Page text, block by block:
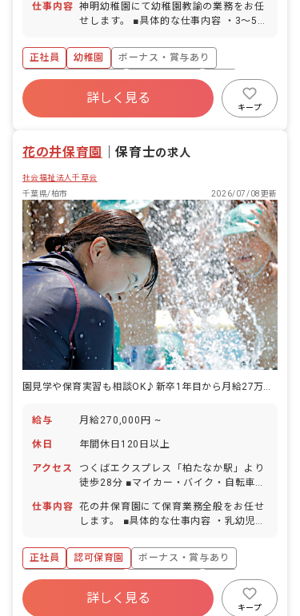
歳用園庭が分かれているため、安心して
遊べます！
1分 ■マイカー・バイク・自転車通勤
OK（駐車場完備）
仕事内容 神明幼稚園にて幼稚園教諭の業務をお任
せします。 ■具体的な仕事内容 ・3～5歳
案月案作成 ・その他幼稚園教諭として不
随する業務
正社員 幼稚園
ボーナス・賞与あり
年間休日120日以上
社会保険完備
福利厚生充実
退職金制度
昇給昇進あり
詳しく見る
キープ
花の井保育園 ｜保育士の求人
社会福祉法人千草会
千葉県/柏市
2026/07/08更新
園見学や保育実習も相談OK♪新卒1年目から月給27万円以上
給与 月給270,000円 ~
休日 年間休日120日以上
アクセス
つくばエクスプレス「柏たなか駅」より
徒歩28分 ■マイカー・バイク・自転車通
仕事内容 花の井保育園にて保育業務全般をお任せ
します。 ■具体的な仕事内容 ・乳幼児の
育日誌記入等の事務作業 ・施設内外の環
境整備 等
正社員 認可保育園
ボーナス・賞与あり
年間休日120日以上
社会保険完備
福利厚生充実
退職金制度 残業少なめ
詳しく見る
キープ